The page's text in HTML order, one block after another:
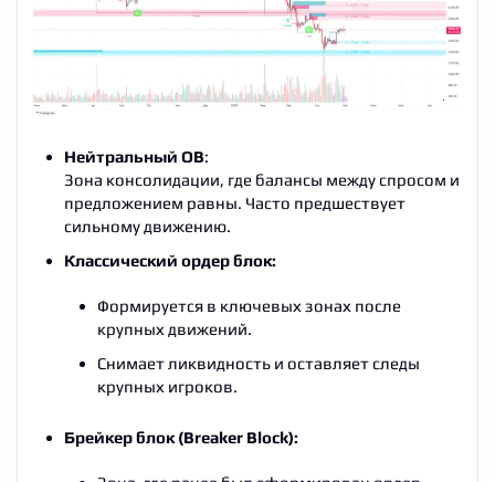
Нейтральный OB:
Зона консолидации, где балансы между спросом и
предложением равны. Часто предшествует
сильному движению.
Классический ордер блок:
Формируется в ключевых зонах после
крупных движений.
Снимает ликвидность и оставляет следы
крупных игроков.
Брейкер блок (Breaker Block):